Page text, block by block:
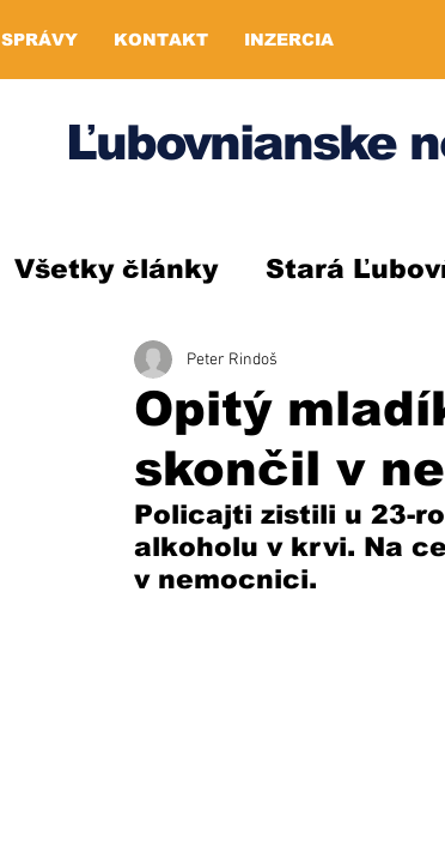
SPRÁVY KONTAKT INZERCIA
Ľubovnianske
Všetky články Stará
Opitý
skončil v
Peter Rindoš
Policajti zistili u 23-
alkoholu v krvi. Na
v nemocnici.